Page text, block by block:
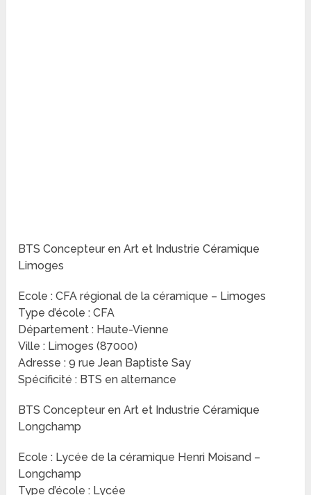
BTS Concepteur en Art et Industrie Céramique
Limoges
Ecole : CFA régional de la céramique – Limoges
Type d’école : CFA
Département : Haute-Vienne
Ville : Limoges (87000)
Adresse : 9 rue Jean Baptiste Say
Spécificité : BTS en alternance
BTS Concepteur en Art et Industrie Céramique
Longchamp
Ecole : Lycée de la céramique Henri Moisand –
Longchamp
Type d’école : Lycée